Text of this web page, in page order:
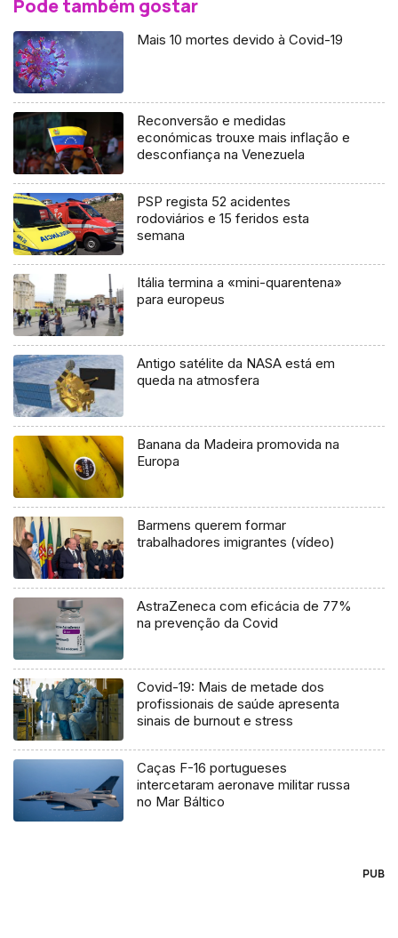
Pode também gostar
Mais 10 mortes devido à Covid-19
Reconversão e medidas
económicas trouxe mais inflação e
desconfiança na Venezuela
PSP regista 52 acidentes
rodoviários e 15 feridos esta
semana
Itália termina a «mini-quarentena»
para europeus
Antigo satélite da NASA está em
queda na atmosfera
Banana da Madeira promovida na
Europa
Barmens querem formar
trabalhadores imigrantes (vídeo)
AstraZeneca com eficácia de 77%
na prevenção da Covid
Covid-19: Mais de metade dos
profissionais de saúde apresenta
sinais de burnout e stress
Caças F-16 portugueses
intercetaram aeronave militar russa
no Mar Báltico
PUB